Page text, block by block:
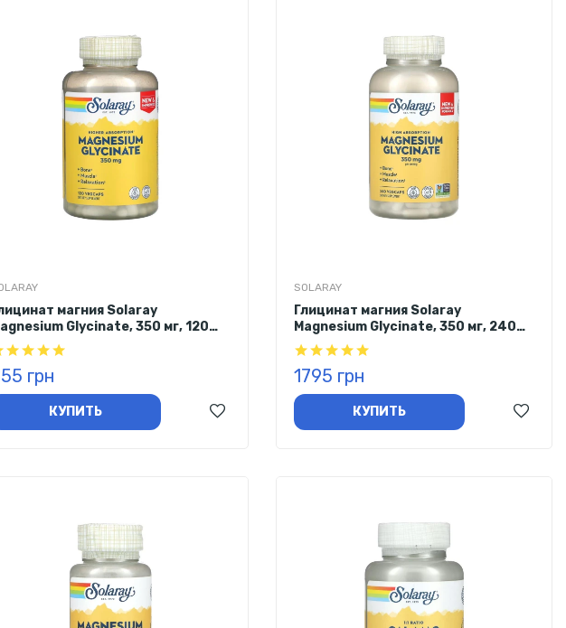
магния Solaray
Glycinate, 350 мг, 120
грн
КУПИТЬ
SOLARAY
Глицинат магния Solaray
Magnesium Glycinate, 350 мг, 240
капсул
1795 грн
КУПИТЬ